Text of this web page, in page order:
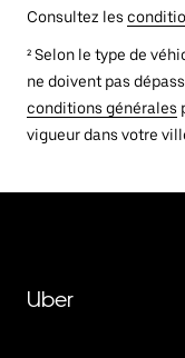
Consultez les
² Selon le type de
ne doivent pas
conditions générales
vigueur dans votre
Uber